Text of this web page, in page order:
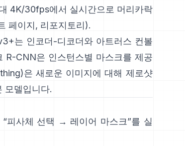
4K/30fps에서 실시간으로 머리카락
페이지, 리포지토리).
는 인코더-디코더와 아트러스 컨볼
R-CNN은 인스턴스별 마스크를 제공
은 새로운 이미지에 대해 제로샷
모델입니다.
“피사체 선택 → 레이어 마스크”를 실